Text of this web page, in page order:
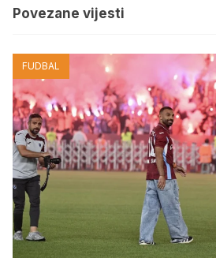
Povezane vijesti
FUDBAL